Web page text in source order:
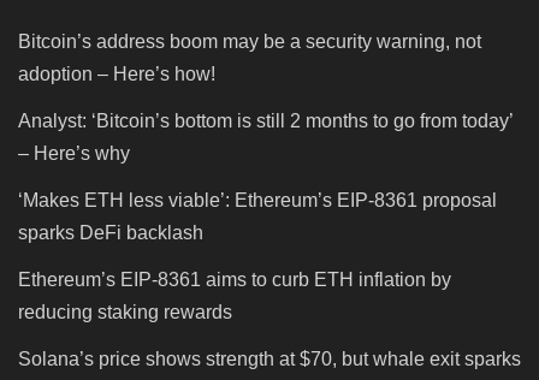
Bitcoin’s address boom may be a security warning, not
adoption – Here’s how!
Analyst: ‘Bitcoin’s bottom is still 2 months to go from today’
– Here’s why
‘Makes ETH less viable’: Ethereum’s EIP-8361 proposal
sparks DeFi backlash
Ethereum’s EIP-8361 aims to curb ETH inflation by
reducing staking rewards
Solana’s price shows strength at $70, but whale exit sparks